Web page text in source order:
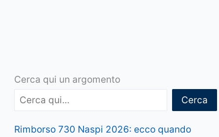
Cerca qui un argomento
Cerca
Rimborso 730 Naspi 2026: ecco quando